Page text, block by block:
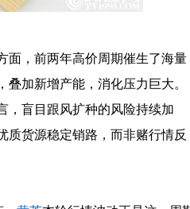
面，前两年高价周期催生了海量
加新增产能，消化压力巨大。
，盲目跟风扩种的风险持续加
质货源稳定销路，而非赌行情反